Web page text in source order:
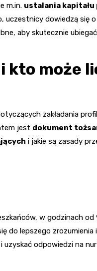
m.in. ustalania
uczestnicy dowiedzą się o
aby skutecznie
kto może
zakładania
jest dokument
i jakie są zasady
w godzinach od
do lepszego zrozumienia
uzyskać odpowiedzi na